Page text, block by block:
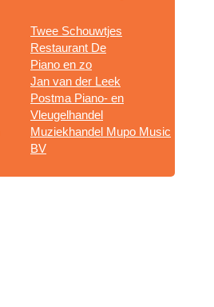
Twee Schouwtjes
Restaurant De
Piano en zo
Jan van der Leek
Postma Piano- en
Vleugelhandel
Muziekhandel Mupo Music
BV